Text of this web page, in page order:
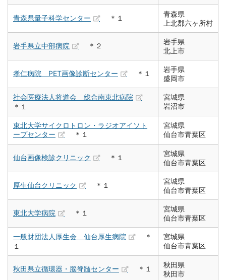
青森県量子科学センター ＊１
青森県
上北郡六ヶ所村
岩手県立中部病院 ＊２
岩手県
北上市
孝仁病院 PET画像診断センター ＊１
岩手県
盛岡市
社会医療法人将道会 総合南東北病院
＊１
宮城県
岩沼市
東北大学サイクロトロン・ラジオアイソト
ープセンター
＊１
宮城県
仙台市青葉区
仙台画像検診クリニック ＊１
宮城県
仙台市青葉区
厚生仙台クリニック ＊１
宮城県
仙台市青葉区
東北大学病院 ＊１
宮城県
仙台市青葉区
一般財団法人厚生会 仙台厚生病院
＊
１
宮城県
仙台市青葉区
秋田県立循環器・脳脊髄センター ＊１
秋田県
秋田市